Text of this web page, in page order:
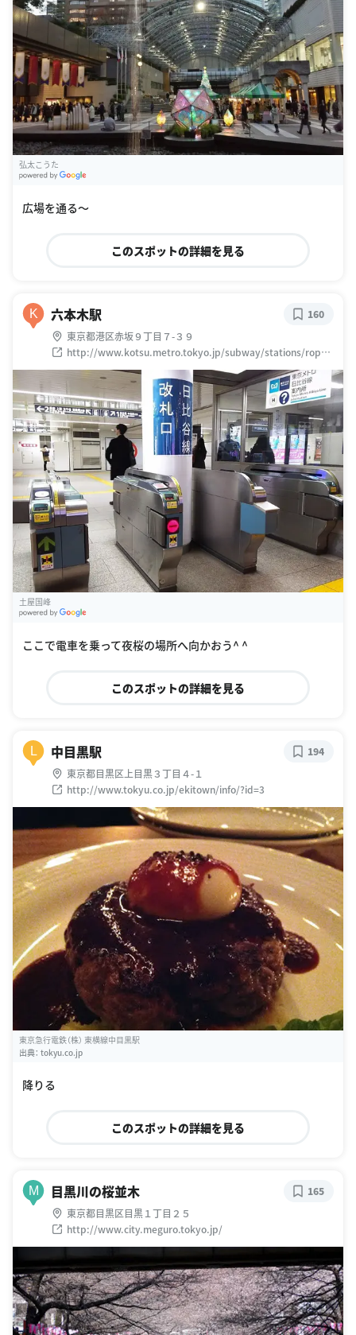
弘太こうた
広場を通る〜
このスポットの詳細を見る
K 六本木駅
東京都港区赤坂９丁目７-３９
http://www.kotsu.metro.tokyo.jp/subway/stations/roppo
ngi/e23.html
160
土屋国峰
ここで電車を乗って夜桜の場所へ向かおう^ ^
このスポットの詳細を見る
L 中目黒駅
東京都目黒区上目黒３丁目４-１
http://www.tokyu.co.jp/ekitown/info/?id=3
194
東京急行電鉄（株） 東横線中目黒駅
出典： tokyu.co.jp
降りる
このスポットの詳細を見る
M 目黒川の桜並木
東京都目黒区目黒１丁目２５
http://www.city.meguro.tokyo.jp/
165